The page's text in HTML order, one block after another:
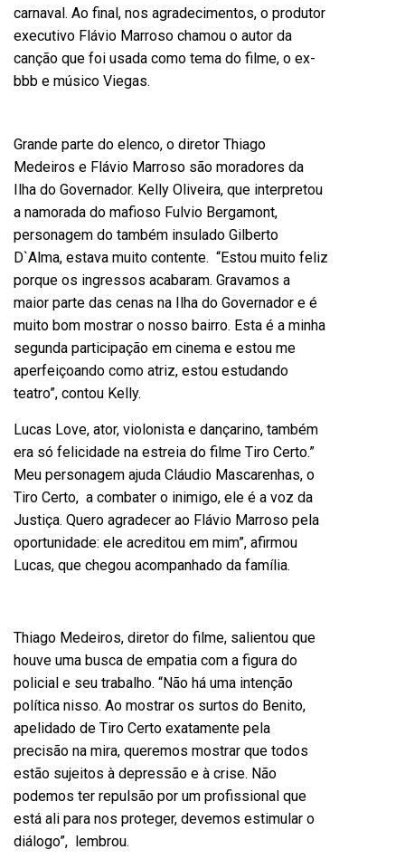
carnaval. Ao final, nos agradecimentos, o produtor
executivo Flávio Marroso chamou o autor da
canção que foi usada como tema do filme, o ex-
bbb e músico Viegas.
Grande parte do elenco, o diretor Thiago
Medeiros e Flávio Marroso são moradores da
Ilha do Governador. Kelly Oliveira, que interpretou
a namorada do mafioso Fulvio Bergamont,
personagem do também insulado Gilberto
D`Alma, estava muito contente. “Estou muito feliz
porque os ingressos acabaram. Gravamos a
maior parte das cenas na Ilha do Governador e é
muito bom mostrar o nosso bairro. Esta é a minha
segunda participação em cinema e estou me
aperfeiçoando como atriz, estou estudando
teatro”, contou Kelly.
Lucas Love, ator, violonista e dançarino, também
era só felicidade na estreia do filme Tiro Certo.”
Meu personagem ajuda Cláudio Mascarenhas, o
Tiro Certo, a combater o inimigo, ele é a voz da
Justiça. Quero agradecer ao Flávio Marroso pela
oportunidade: ele acreditou em mim”, afirmou
Lucas, que chegou acompanhado da família.
Thiago Medeiros, diretor do filme, salientou que
houve uma busca de empatia com a figura do
policial e seu trabalho. “Não há uma intenção
política nisso. Ao mostrar os surtos do Benito,
apelidado de Tiro Certo exatamente pela
precisão na mira, queremos mostrar que todos
estão sujeitos à depressão e à crise. Não
podemos ter repulsão por um profissional que
está ali para nos proteger, devemos estimular o
diálogo”, lembrou.